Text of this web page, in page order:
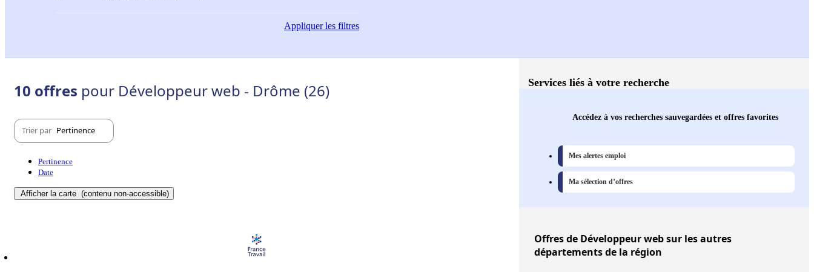
Appliquerles filtres
10 offres pour Développeur web - Drôme (26)
Trier par Pertinence
Pertinence
Date
Afficher la carte (contenu non-accessible)
Services liés à votre recherche
Accédez à vos recherches sauvegardées et offres favorites
Mes alertes emploi
Ma sélection d’offres
Offresde Développeur web sur les autres
départements de la région